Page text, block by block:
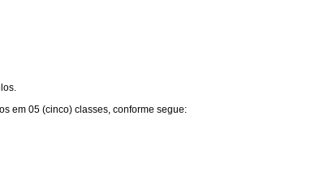
em 05 (cinco) classes, conforme segue: